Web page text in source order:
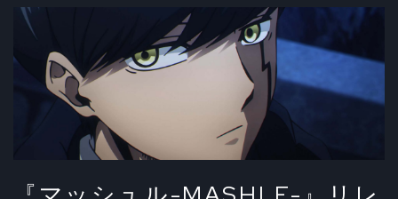
うメインキャラクターを演じるキャストが勢揃いした座
談会をお届けする。前編では、第1期を通じて感じた
『マッシュル-MASHLE-』の魅力と、互いの真の姿
（？）について聞いた。